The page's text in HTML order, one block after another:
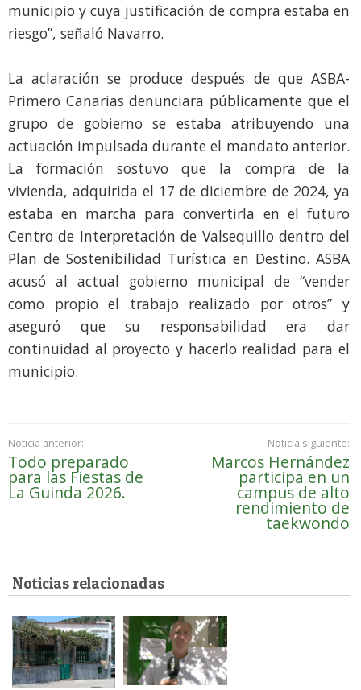
municipio y cuya justificación de compra estaba en
riesgo”, señaló Navarro.
La aclaración se produce después de que ASBA-
Primero Canarias denunciara públicamente que el
grupo de gobierno se estaba atribuyendo una
actuación impulsada durante el mandato anterior.
La formación sostuvo que la compra de la
vivienda, adquirida el 17 de diciembre de 2024, ya
estaba en marcha para convertirla en el futuro
Centro de Interpretación de Valsequillo dentro del
Plan de Sostenibilidad Turística en Destino. ASBA
acusó al actual gobierno municipal de “vender
como propio el trabajo realizado por otros” y
aseguró que su responsabilidad era dar
continuidad al proyecto y hacerlo realidad para el
municipio.
Noticia anterior:
Todo preparado
para las Fiestas de
La Guinda 2026.
Noticia siguiente:
Marcos Hernández
participa en un
campus de alto
rendimiento de
taekwondo
Noticias relacionadas